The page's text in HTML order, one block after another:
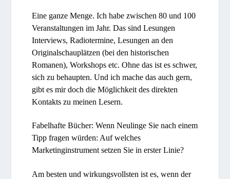
Eine ganze Menge. Ich habe zwischen 80 und 100
Veranstaltungen im Jahr. Das sind Lesungen
Interviews, Radiotermine, Lesungen an den
Originalschauplätzen (bei den historischen
Romanen), Workshops etc. Ohne das ist es schwer,
sich zu behaupten. Und ich mache das auch gern,
gibt es mir doch die Möglichkeit des direkten
Kontakts zu meinen Lesern.
Fabelhafte Bücher: Wenn Neulinge Sie nach einem
Tipp fragen würden: Auf welches
Marketinginstrument setzen Sie in erster Linie?
Am besten und wirkungsvollsten ist es, wenn der